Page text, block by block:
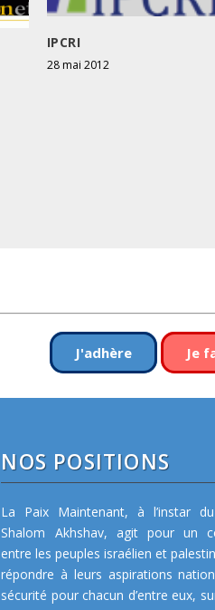
IPCRI
28 mai 2012
J'adhère Je
NOS POSITIONS
La Paix Maintenant, à l’instar
Shalom Akhshav, agit pour un
entre les peuples israélien et
répondre à leurs aspirations
sécurité pour chacun d’entre eux,